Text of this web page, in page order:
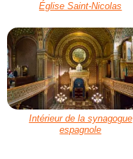
Église Saint-Nicolas
Intérieur de la synagogue
espagnole